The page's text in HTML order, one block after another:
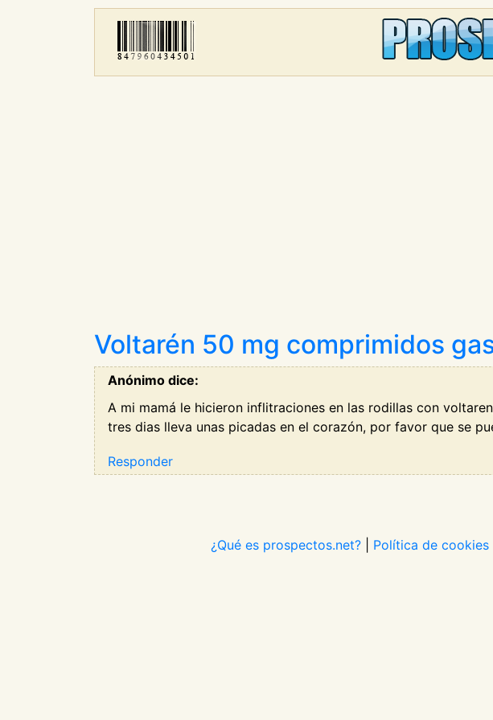
Voltarén 50 mg comprimidos
Anónimo dice:
A mi mamá le hicieron inflitraciones en las rodillas con
tres dias lleva unas picadas en el corazón, por favor que se
Responder
¿Qué es prospectos.net?| Política de cookies|